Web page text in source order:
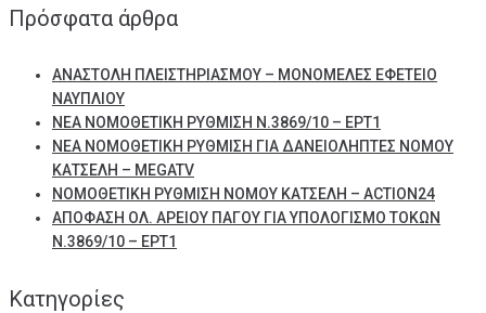
Πρόσφατα άρθρα
ΑΝΑΣΤΟΛΗ ΠΛΕΙΣΤΗΡΙΑΣΜΟΥ – ΜΟΝΟΜΕΛΕΣ ΕΦΕΤΕΙΟ
ΝΑΥΠΛΙΟΥ
ΝΕΑ ΝΟΜΟΘΕΤΙΚΗ ΡΥΘΜΙΣΗ Ν.3869/10 – ΕΡΤ1
ΝΕΑ ΝΟΜΟΘΕΤΙΚΗ ΡΥΘΜΙΣΗ ΓΙΑ ΔΑΝΕΙΟΛΗΠΤΕΣ ΝΟΜΟΥ
ΚΑΤΣΕΛΗ – MEGATV
ΝΟΜΟΘΕΤΙΚΗ ΡΥΘΜΙΣΗ ΝΟΜΟΥ ΚΑΤΣΕΛΗ – ACTION24
ΑΠΟΦΑΣΗ ΟΛ. ΑΡΕΙΟΥ ΠΑΓΟΥ ΓΙΑ ΥΠΟΛΟΓΙΣΜΟ ΤΟΚΩΝ
Ν.3869/10 – ΕΡΤ1
Kατηγορίες